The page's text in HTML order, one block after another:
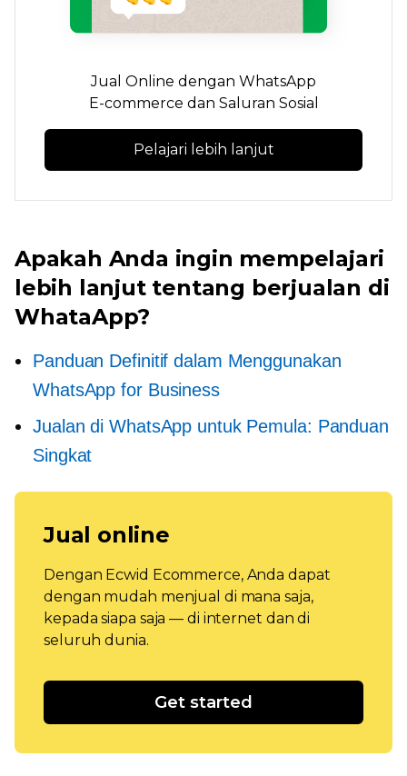
Jual Online dengan WhatsApp
E-commerce dan Saluran Sosial
Pelajari lebih lanjut
Apakah Anda ingin mempelajari
lebih lanjut tentang berjualan di
WhataApp?
Panduan Definitif dalam Menggunakan
WhatsApp for Business
Jualan di WhatsApp untuk Pemula: Panduan
Singkat
Jual online
Dengan Ecwid Ecommerce, Anda dapat
dengan mudah menjual di mana saja,
kepada siapa saja — di internet dan di
seluruh dunia.
Get started